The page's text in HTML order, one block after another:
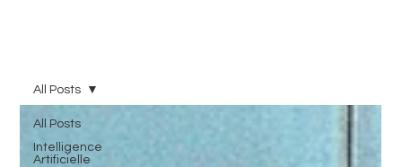
All Posts
Intelligence
Artificielle
All Posts